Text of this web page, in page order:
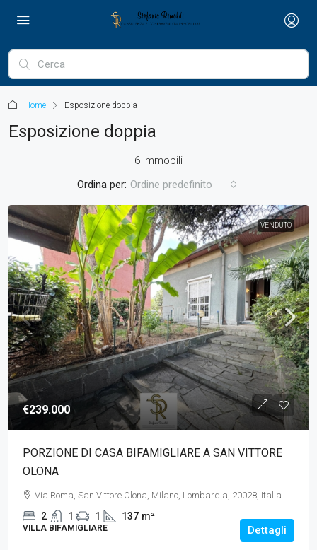
Home Esposizione doppia
Esposizione doppia
6 Immobili
Ordina per: Ordine predefinito
VENDUTO
€239.000
PORZIONE DI CASA BIFAMIGLIARE A SAN VITTORE
OLONA
Via Roma, San Vittore Olona, Milano, Lombardia, 20028, Italia
2 1 1 137 m²
VILLA BIFAMIGLIARE Dettagli